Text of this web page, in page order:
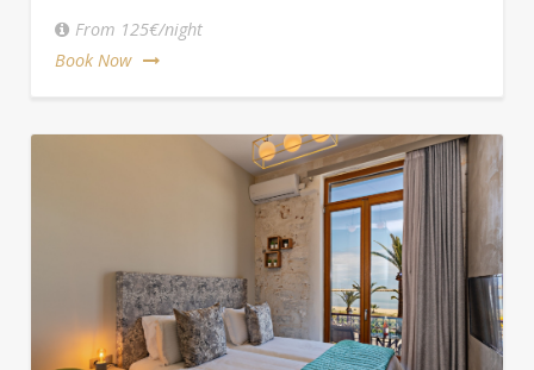
From 125€/night
Book Now